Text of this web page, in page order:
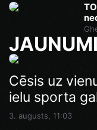
JAUNUMI
Cēsis uz
ielu sporta
3. augusts, 11:03